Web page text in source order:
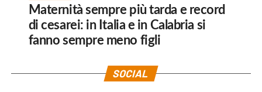
Maternità sempre più tarda e record
di cesarei: in Italia e in Calabria si
fanno sempre meno figli
SOCIAL